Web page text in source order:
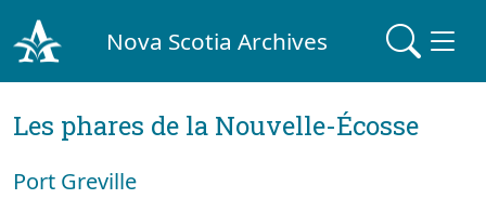
Nova Scotia Archives
Les phares de la Nouvelle-Écosse
Port Greville